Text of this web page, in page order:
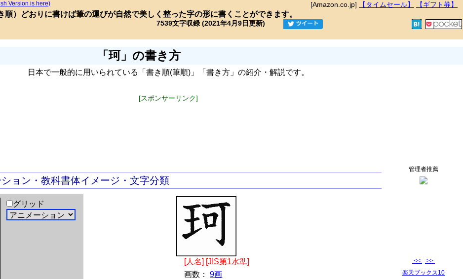
[Amazon.co.jp] 【タイムセール】 【ギフト券】
Version is here)
順）どおりに書けば筆の運びが自然で美しく整った字の形に書くことができます。
7539文字収録 (2021年4月9日更新)
「珂」の書き方
日本で一般的に用いられている「書き順(筆順)」「書き方」の紹介・解説です。
[スポンサーリンク]
ョン・教科書体イメージ・文字分類
グリッド
[人名] [JIS第1水準]
画数：9画
管理者推薦
<<
>>
楽天ブックス10